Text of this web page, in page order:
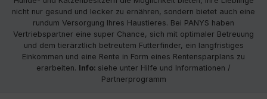
nicht nur gesund und lecker zu ernähren, sondern bietet auch eine
rundum Versorgung Ihres Haustieres. Bei PANYS haben
Vertriebspartner eine super Chance, sich mit optimaler Betreuung
und dem tierärztlich betreutem Futterfinder, ein langfristiges
Einkommen und eine Rente in Form eines Rentensparplans zu
erarbeiten. Info: siehe unter Hilfe und Informationen /
Partnerprogramm